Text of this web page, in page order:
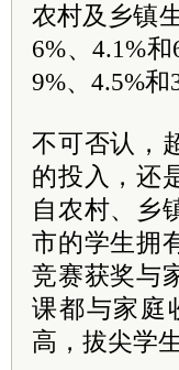
农村及乡镇
6%、4.1%
9%、4.5%和
不可否认，
的投入，还
自农村、乡
市的学生拥
竞赛获奖与
课都与家庭
高，拔尖学